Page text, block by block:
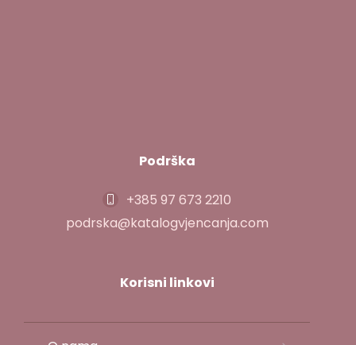
Podrška
+385 97 673 2210
podrska@katalogvjencanja.com
Korisni linkovi